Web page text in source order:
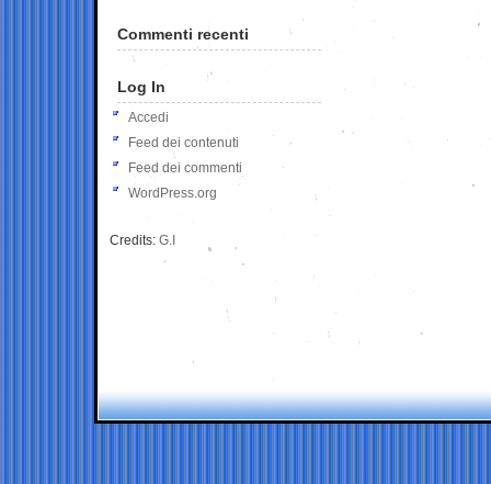
Commenti recenti
Log In
Accedi
Feed dei contenuti
Feed dei commenti
WordPress.org
Credits: G.I